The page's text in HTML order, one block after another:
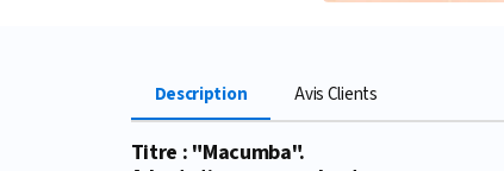
Description Avis Clients
Titre : "Macumba".